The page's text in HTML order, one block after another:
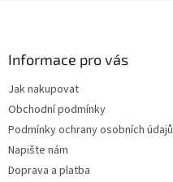
Informace pro vás
Jak nakupovat
Obchodní podmínky
Podmínky ochrany osobních údajů
Napište nám
Doprava a platba